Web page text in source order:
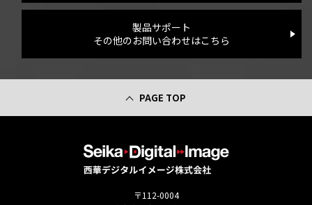
製品サポート
その他のお問い合わせはこちら
PAGE TOP
〒112-0004